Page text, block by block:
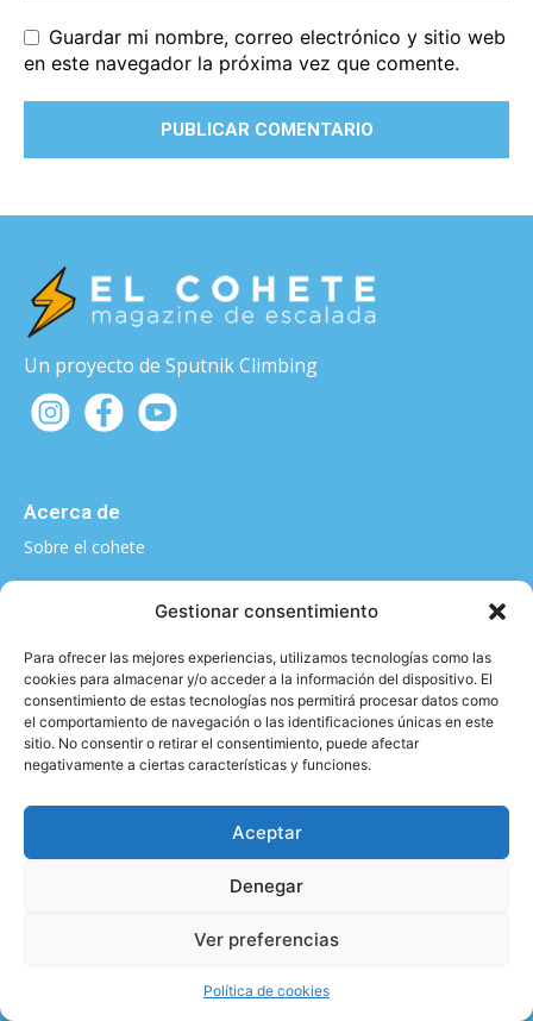
Gestionar consentimiento
Para ofrecer las mejores experiencias, utilizamos tecnologías como las
cookies para almacenar y/o acceder a la información del dispositivo. El
consentimiento de estas tecnologías nos permitirá procesar datos como
el comportamiento de navegación o las identificaciones únicas en este
sitio. No consentir o retirar el consentimiento, puede afectar
negativamente a ciertas características y funciones.
Aceptar
Denegar
Ver preferencias
Política de cookies
Guardar mi nombre, correo electrónico y sitio web
en este navegador la próxima vez que comente.
Un proyecto de Sputnik Climbing
Acerca de
Sobre el cohete
¿Quieres contarnos algo?
Categorías
Formación|Entrenamiento|Activismo
Aviso legal y Política de privacidad
2026 © - All rights reserved